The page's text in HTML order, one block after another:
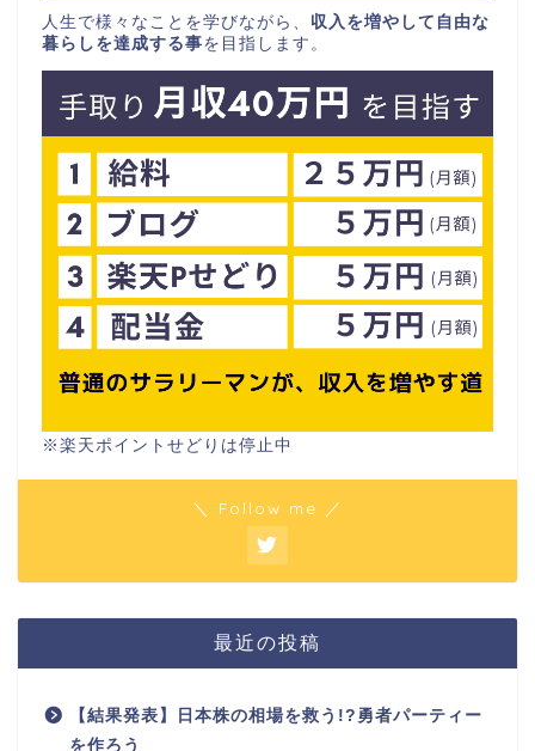
人生で様々なことを学びながら、 収入を増やして自由な
暮らしを達成する事を目指します。
※楽天ポイントせどりは停止中
＼ Follow me ／
最近の投稿
【結果発表】日本株の相場を救う!?勇者パーティー
を作ろう